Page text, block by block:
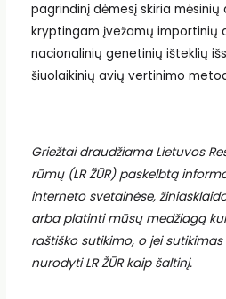
pagrindinį dėmesį skiria
kryptingam įvežamų importinių
nacionalinių genetinių išteklių
šiuolaikinių avių vertinimo
Griežtai draudžiama Lietuvos
rūmų (LR ŽŪR) paskelbtą
interneto svetainėse,
arba platinti mūsų medžiagą
raštiško sutikimo, o jei
nurodyti LR ŽŪR kaip šaltinį.